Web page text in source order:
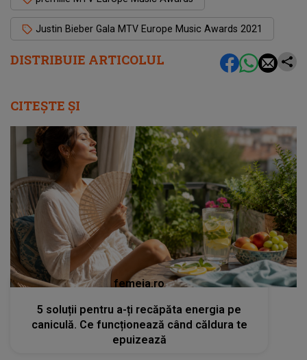
DISTRIBUIE ARTICOLUL
Justin Bieber Gala MTV Europe Music Awards 2021
CITEȘTE ȘI
femeia.ro
5 soluții pentru a-ți recăpăta energia pe
caniculă. Ce funcționează când căldura te
epuizează